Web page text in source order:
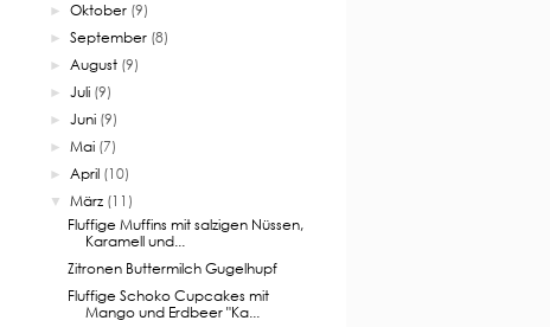
►Oktober (9)
►September (8)
►August (9)
►Juli (9)
►Juni (9)
►Mai (7)
►April (10)
▼ März (11)
Fluffige Muffins mit salzigen Nüssen,
Karamell und...
Zitronen Buttermilch Gugelhupf
Fluffige Schoko Cupcakes mit
Mango und Erdbeer "Ka...